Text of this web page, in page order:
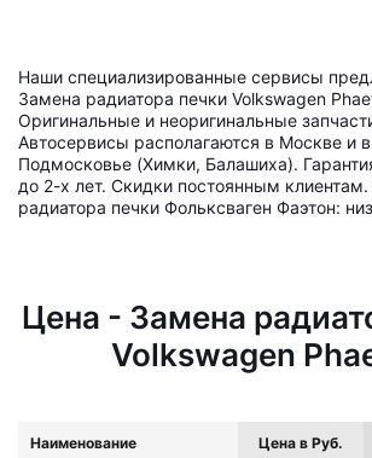
Наши специализированные сервисы
Замена радиатора печки Volkswagen
Оригинальные и неоригинальные
Автосервисы располагаются в Москве и
Подмосковье (Химки, Балашиха).
до 2-х лет. Скидки постоянным
радиатора печки Фольксваген Фаэтон:
Цена - Замена
Volkswagen
Наименование Цена в Руб.